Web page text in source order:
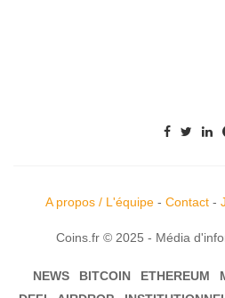
A propos / L'équipe- Contact-
Coins.fr © 2025 - Média
NEWS BITCOIN ETHEREUM